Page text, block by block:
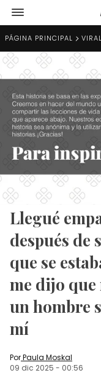
PÁGINA PRINCIPAL VIRAL
Llegué
después de
que se
me dijo que
un hombre
mí
PorPaula Moskal
09 dic 2025 - 00:56